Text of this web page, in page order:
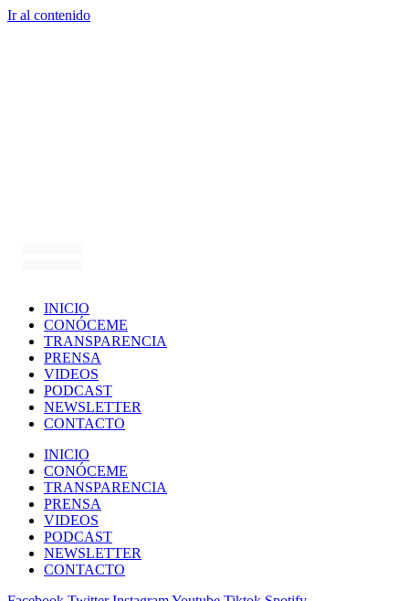
Ir al contenido
INICIO
CONÓCEME
TRANSPARENCIA
PRENSA
VIDEOS
PODCAST
NEWSLETTER
CONTACTO
INICIO
CONÓCEME
TRANSPARENCIA
PRENSA
VIDEOS
PODCAST
NEWSLETTER
CONTACTO